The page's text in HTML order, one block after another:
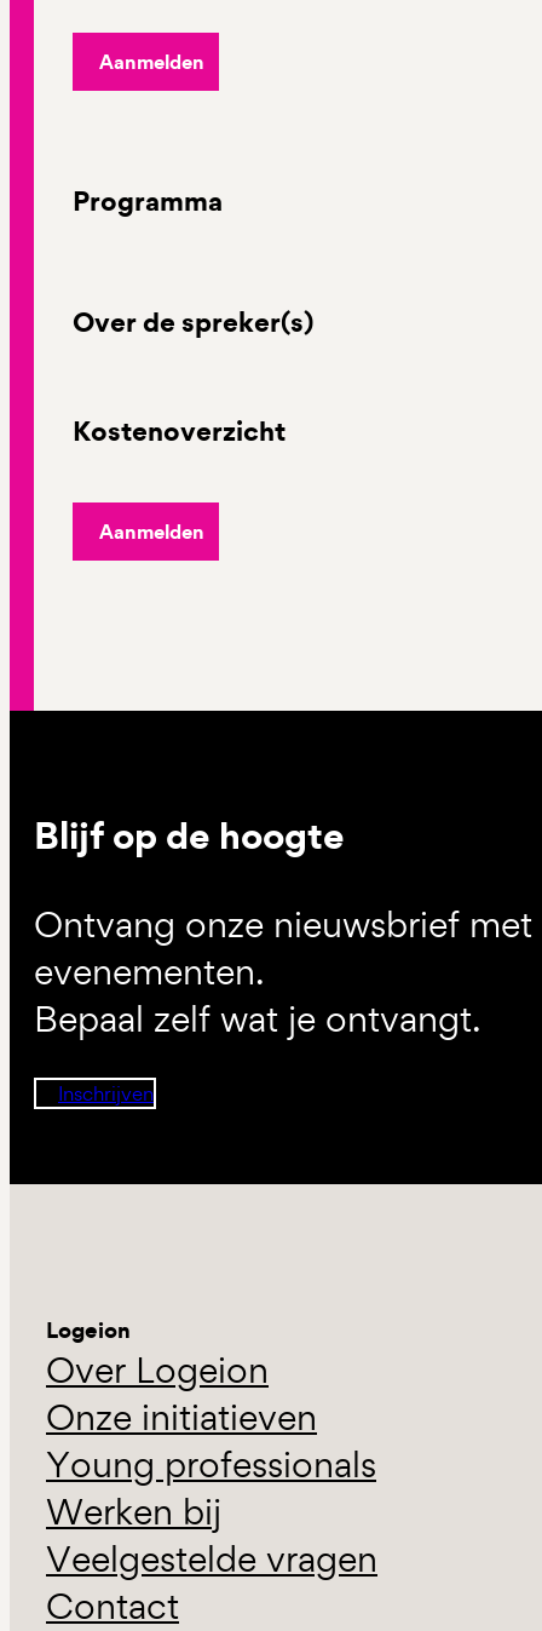
Aanmelden
Programma
Over de spreker(s)
Kostenoverzicht
Aanmelden
Blijf op de hoogte
Ontvang onze nieuwsbrief
evenementen.
Bepaal zelf wat je ontvangt.
Inschrijven
Logeion
Over Logeion
Onze initiatieven
Young professionals
Werken bij
Veelgestelde vragen
Contact